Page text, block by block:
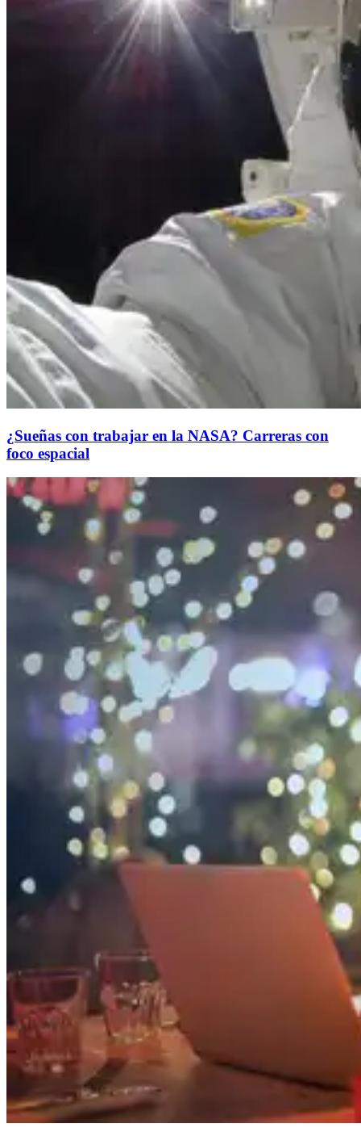
¿Sueñas con trabajar en la NASA? Carreras con
foco espacial